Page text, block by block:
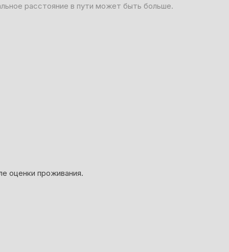
расстояние в пути может быть больше.
оценки проживания.